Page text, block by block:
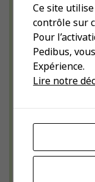
Pedibus
Ce site
contrôle sur
Pour
Pedibus,
Expérience.
Lire notre